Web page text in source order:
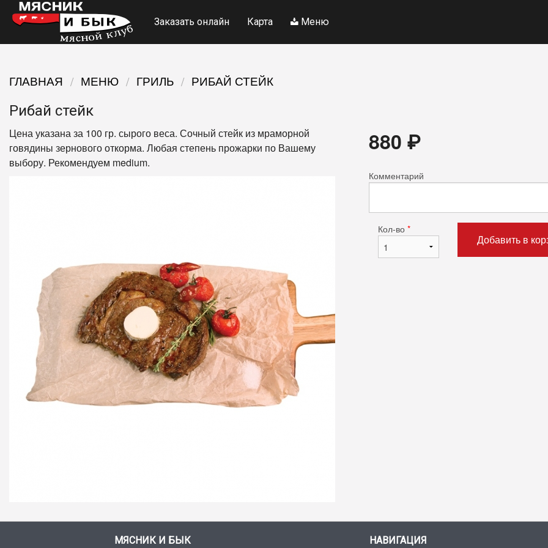
Заказать онлайн Карта Меню
ГЛАВНАЯ МЕНЮ ГРИЛЬ РИБАЙ СТЕЙК
Рибай стейк
Цена указана за 100 гр. сырого веса. Сочный стейк из мраморной
говядины зернового откорма. Любая степень прожарки по Вашему
выбору. Рекомендуем medium.
880 ₽
Комментарий
Кол-во *
Добавить в
МЯСНИК И БЫК НАВИГАЦИЯ